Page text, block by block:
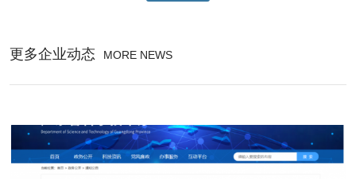
更多企业动态 MORE NEWS